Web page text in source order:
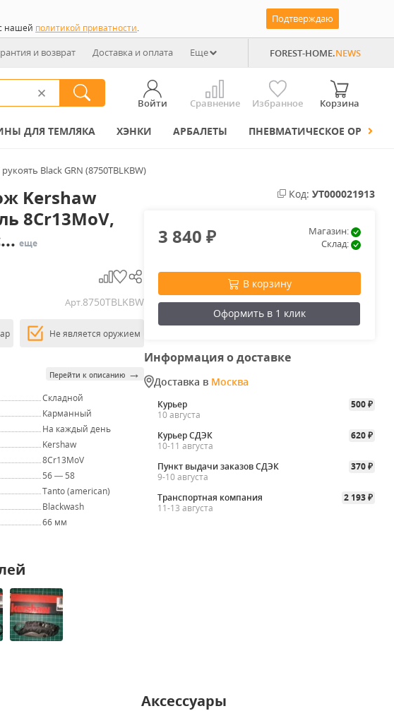
нашей политикой приватности.
Подтверждаю
и возврат Доставка и оплата Еще FOREST-HOME.NEWS
Войти Сравнение Избранное Корзина
ДЛЯ ТЕМЛЯКА ХЭНКИ АРБАЛЕТЫ ПНЕВМАТИЧЕСКОЕ ОРУЖИЕ
Black GRN (8750TBLKBW)
Kershaw
8Cr13MoV,
еще
Арт.8750TBLKBW
Не является оружием
Перейти к описанию →
Складной
Карманный
На каждый день
Kershaw
8Cr13MoV
56 — 58
Tanto (american)
Blackwash
66 мм
Код: УТ000021913
3 840₽
Магазин:
Склад:
В корзину
Оформить в 1 клик
Информация о доставке
Доставка в Москва
Курьер 500 ₽
10 августа
Курьер СДЭК
620 ₽
10-11 августа
Пункт выдачи заказов СДЭК
370 ₽
9-10 августа
Транспортная компания
2 193 ₽
11-13 августа
Аксессуары